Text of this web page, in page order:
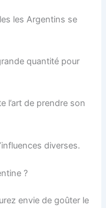
les Argentins se
quantité pour
l’art de prendre son
diverses.
?
envie de goûter le